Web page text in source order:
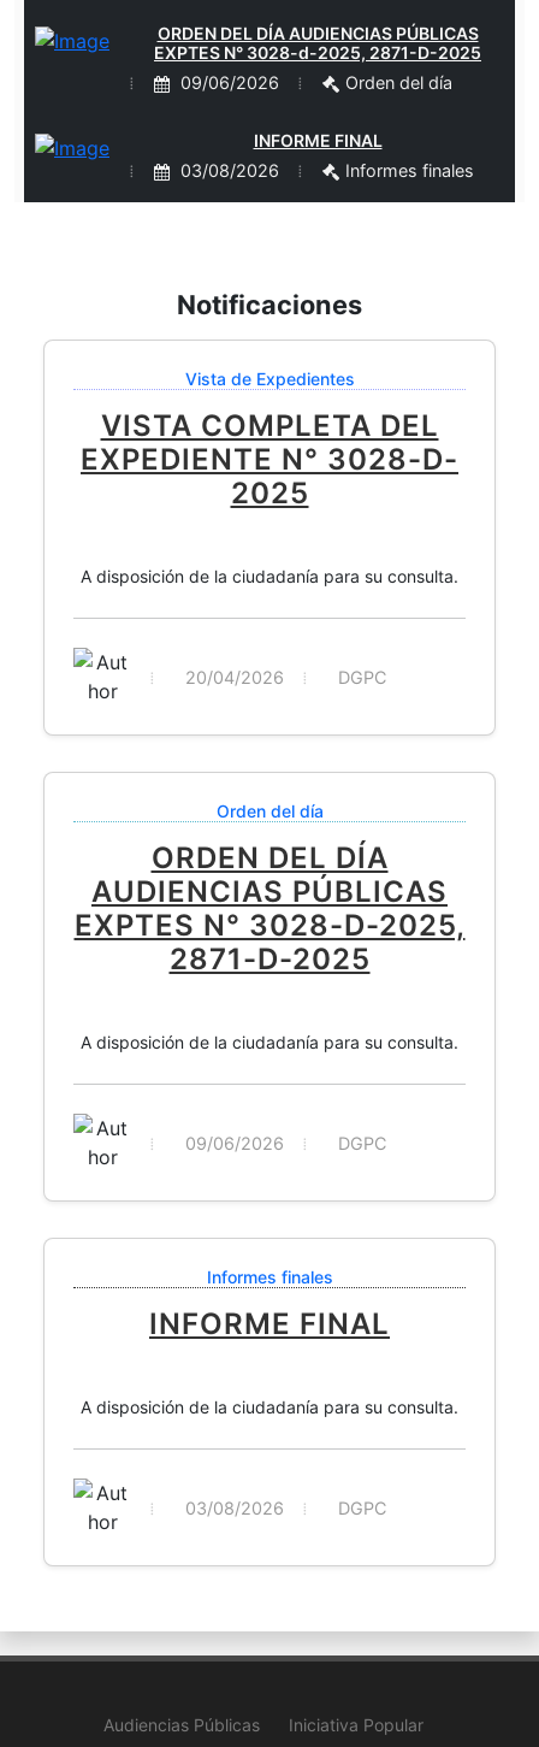
ORDEN DEL DÍA AUDIENCIAS PÚBLICAS
EXPTES N° 3028-d-2025, 2871-D-2025
09/06/2026
Orden del día
INFORME FINAL
03/08/2026
Informes finales
Notificaciones
Vista de Expedientes
VISTA COMPLETA DEL
EXPEDIENTE N° 3028-D-
2025
A disposición de la ciudadanía para su consulta.
20/04/2026 DGPC
Orden del día
ORDEN DEL DÍA
AUDIENCIAS PÚBLICAS
EXPTES N° 3028-D-2025,
2871-D-2025
A disposición de la ciudadanía para su consulta.
09/06/2026 DGPC
Informes finales
INFORME FINAL
A disposición de la ciudadanía para su consulta.
03/08/2026 DGPC
Audiencias Públicas
Iniciativa Popular